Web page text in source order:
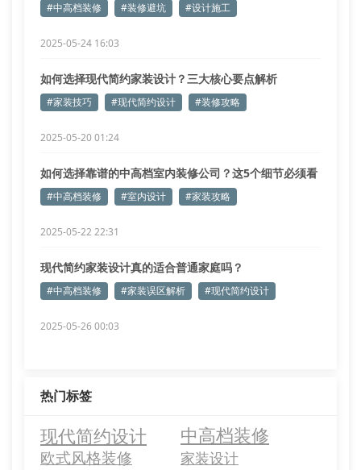
#中高档装修 #装修避坑 #设计施工
2025-05-24 16:03
如何选择现代简约家装设计？三大核心要点解析
#家装技巧 #现代简约设计 #装修攻略
2025-05-20 01:24
如何选择靠谱的中高档室内装修公司？这5个细节必须看
#中高档装修 #室内设计 #家装攻略
2025-05-22 22:31
现代简约家装设计真的适合普通家庭吗？
#中高档装修 #家装误区解析 #现代简约设计
2025-05-26 00:03
热门标签
现代简约设计 中高档装修
欧式风格装修 家装设计